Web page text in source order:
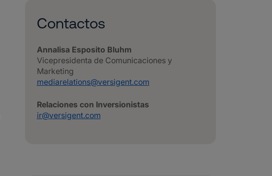
Contactos
Annalisa Esposito Bluhm
Vicepresidenta de Comunicaciones y
Marketing
mediarelations@versigent.com
Relaciones con Inversionistas
ir@versigent.com